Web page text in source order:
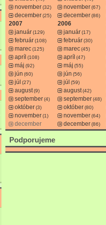
november(32)
december(25)
november(67)
december(86)
2007
január(129)
február(108)
marec(125)
apríl (108)
máj (92)
jún (60)
júl (27)
august(9)
september(4)
október(3)
november(1)
december
2006
január(17)
február(30)
marec(45)
apríl (47)
máj (55)
jún (56)
júl (59)
august(42)
september(48)
október(80)
november(64)
december(86)
Podporujeme